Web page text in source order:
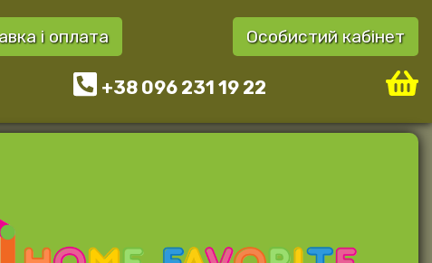
і оплата Особистий кабінет
+38 096 231 19 22